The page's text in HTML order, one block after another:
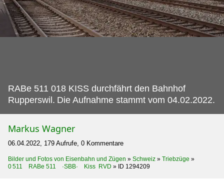
RABe 511 018 KISS durchfährt den Bahnhof
Rupperswil. Die Aufnahme stammt vom 04.02.2022.
Markus Wagner
06.04.2022, 179 Aufrufe, 0 Kommentare
Bilder und Fotos von Eisenbahn und Zügen » Schweiz » Triebzüge »
0 511 RABe 511 ·SBB· Kiss RVD » ID 1294209